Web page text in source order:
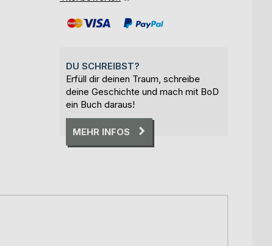
DU SCHREIBST?
Erfüll dir deinen Traum, schreibe
deine Geschichte und mach mit BoD
ein Buch daraus!
MEHR INFOS